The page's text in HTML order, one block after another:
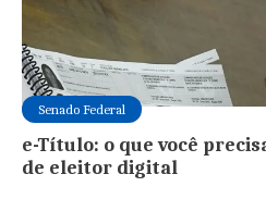
Senado Federal
e-Título: o que você
de eleitor digital